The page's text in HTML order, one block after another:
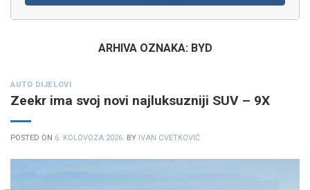
ARHIVA OZNAKA: BYD
AUTO DIJELOVI
Zeekr ima svoj novi najluksuzniji SUV – 9X
POSTED ON 6. KOLOVOZA 2026. BY IVAN CVETKOVIĆ